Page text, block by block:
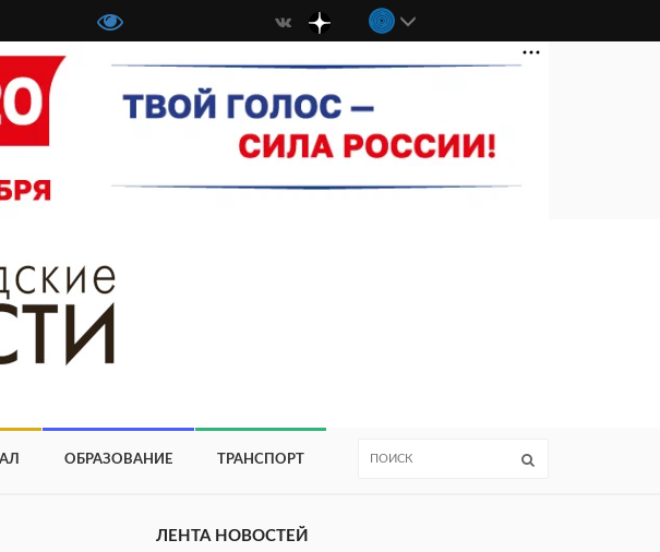
ОБРАЗОВАНИЕ ТРАНСПОРТ
ЛЕНТА НОВОСТЕЙ